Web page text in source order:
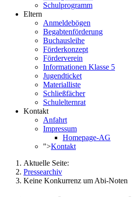
Schulprogramm
Eltern
Anmeldebögen
Begabtenförderung
Buchausleihe
Förderkonzept
Förderverein
Informationen Klasse 5
Jugendticket
Materialliste
Schließfächer
Schulelternrat
Kontakt
Anfahrt
Impressum
Homepage-AG
">Kontakt
Aktuelle Seite:
Pressearchiv
Keine Konkurrenz um Abi-Noten